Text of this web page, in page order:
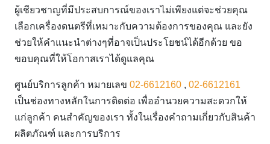
ผู้เชียวชาญที่มีประสบการณ์ของเราไม่เพียงแต่จะช่วยคุณ
เลือกเครื่องดนตรีที่เหมาะกับความต้องการของคุณ และยัง
ช่วยให้คำแนะนำต่างๆที่อาจเป็นประโยชน์ได้อีกด้วย ขอ
ขอบคุณที่ให้โอกาสเราได้ดูแลคุณ
ศูนย์บริการลูกค้า หมายเลข 02-6612160 , 02-6612161
เป็นช่องทางหลักในการติดต่อ เพื่ออำนวยความสะดวกให้
แก่ลูกค้า คนสำคัญของเรา ทั้งในเรื่องคำถามเกี่ยวกับสินค้า
ผลิตภัณฑ์ และการบริการ